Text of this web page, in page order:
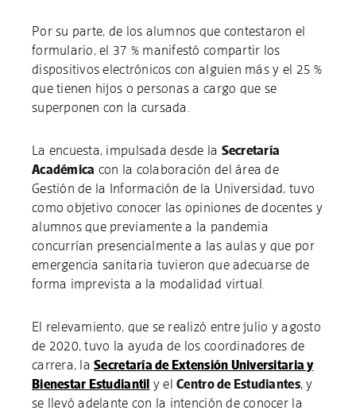
Por su parte, de los alumnos que contestaron el
formulario, el 37 % manifestó compartir los
dispositivos electrónicos con alguien más y el 25 %
que tienen hijos o personas a cargo que se
superponen con la cursada.
La encuesta, impulsada desde la Secretaría
Académica con la colaboración del área de
Gestión de la Información de la Universidad, tuvo
como objetivo conocer las opiniones de docentes y
alumnos que previamente a la pandemia
concurrían presencialmente a las aulas y que por
emergencia sanitaria tuvieron que adecuarse de
forma imprevista a la modalidad virtual.
El relevamiento, que se realizó entre julio y agosto
de 2020, tuvo la ayuda de los coordinadores de
carrera, laSecretaría de Extensión Universitaria y
Bienestar Estudiantil y elCentro de Estudiantes, y
se llevó adelante con la intención de conocer la